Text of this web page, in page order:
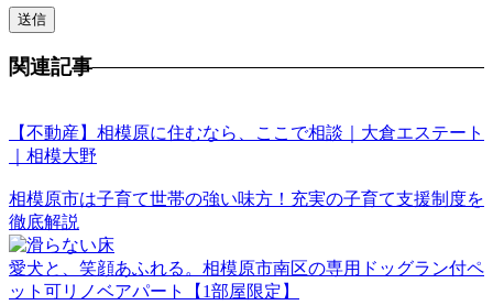
関連記事
【不動産】相模原に住むなら、ここで相談｜大倉エステート
｜相模大野
相模原市は子育て世帯の強い味方！充実の子育て支援制度を
徹底解説
愛犬と、笑顔あふれる。相模原市南区の専用ドッグラン付ペ
ット可リノベアパート【1部屋限定】